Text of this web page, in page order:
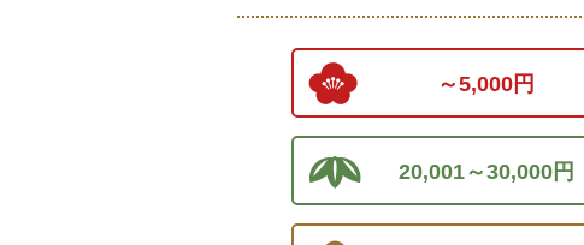
～5,000円
20,001～30,000円